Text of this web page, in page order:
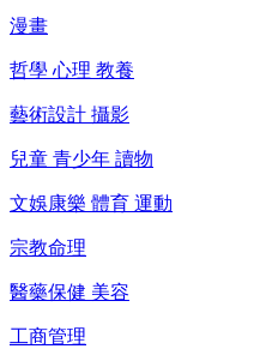
漫畫
哲學 心理 教養
藝術設計 攝影
兒童 青少年 讀物
文娛康樂 體育 運動
宗教命理
醫藥保健 美容
工商管理